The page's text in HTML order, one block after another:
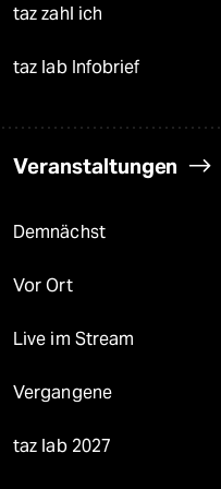
taz zahl ich
taz lab Infobrief
Veranstaltungen
Demnächst
Vor Ort
Live im Stream
Vergangene
taz lab 2027